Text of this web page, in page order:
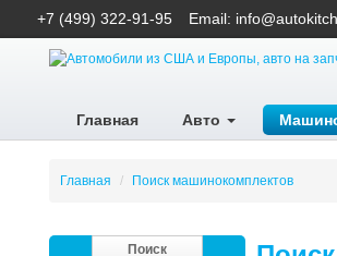
+7 (499) 322-91-95 Email:
Главная Авто
Главная / Поиск машинокомплектов
Поиск